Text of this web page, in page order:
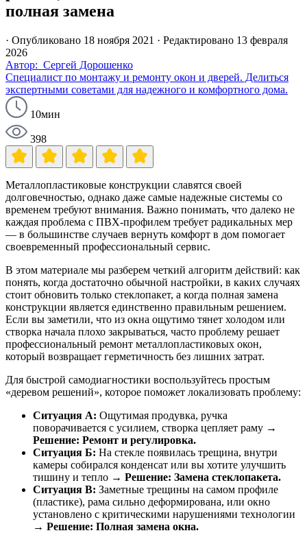
полная замена
· Опубликовано 18 ноября 2021 · Редактировано 13 февраля
2026
Автор: Сергей Дорошенко
Специалист по монтажу и ремонту окон и дверей. Делиться
экспертными советами для надежного и комфортного дома.
10мин
398
Металлопластиковые конструкции славятся своей
долговечностью, однако даже самые надежные системы со
временем требуют внимания. Важно понимать, что далеко не
каждая проблема с ПВХ-профилем требует радикальных мер
— в большинстве случаев вернуть комфорт в дом помогает
своевременный профессиональный сервис.
В этом материале мы разберем четкий алгоритм действий: как
понять, когда достаточно обычной настройки, в каких случаях
стоит обновить только стеклопакет, а когда полная замена
конструкции является единственно правильным решением.
Если вы заметили, что из окна ощутимо тянет холодом или
створка начала плохо закрываться, часто проблему решает
профессиональный ремонт металлопластиковых окон,
который возвращает герметичность без лишних затрат.
Для быстрой самодиагностики воспользуйтесь простым
«деревом решений», которое поможет локализовать проблему:
Ситуация А: Ощутимая продувка, ручка
поворачивается с усилием, створка цепляет раму →
Решение: Ремонт и регулировка.
Ситуация Б: На стекле появилась трещина, внутри
камеры собирался конденсат или вы хотите улучшить
тишину и тепло → Решение: Замена стеклопакета.
Ситуация В: Заметные трещины на самом профиле
(пластике), рама сильно деформирована, или окно
установлено с критическими нарушениями технологии
→ Решение: Полная замена окна.